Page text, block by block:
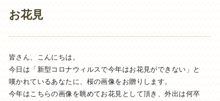
お花見
皆さん、こんにちは。
今日は「新型コロナウィルスで今年はお花見ができない」と
嘆かれているあなたに、桜の画像をお贈りします。
今年はこちらの画像を眺めてお花見として頂き、外出は何卒